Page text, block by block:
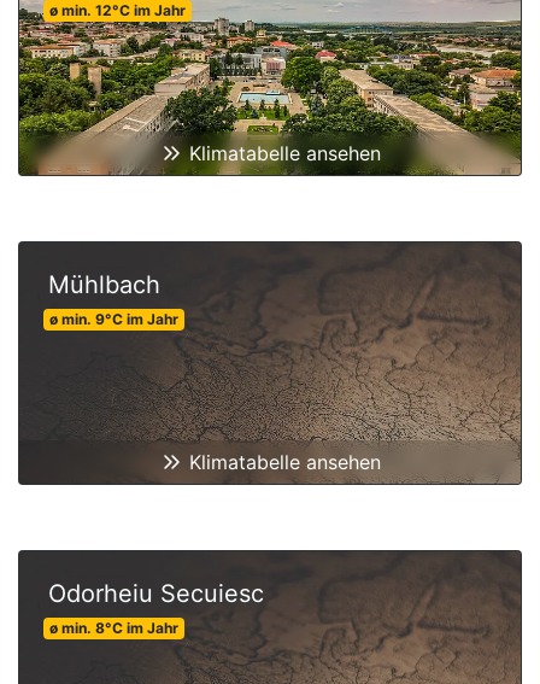
ø min. 12°C im Jahr
Klimatabelle ansehen
Mühlbach
ø min. 9°C im Jahr
Klimatabelle ansehen
Odorheiu Secuiesc
ø min. 8°C im Jahr